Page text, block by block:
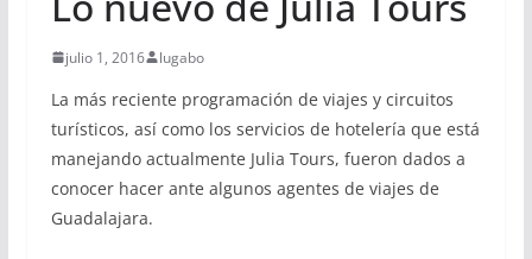
julio 1, 2016 lugabo
La más reciente programación de viajes y circuitos
turísticos, así como los servicios de hotelería que está
manejando actualmente Julia Tours, fueron dados a
conocer hacer ante algunos agentes de viajes de
Guadalajara.